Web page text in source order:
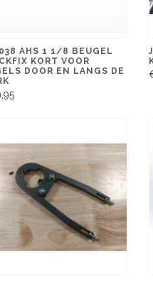
AHS 1 1/8 BEUGEL
KORT VOOR
DOOR EN LANGS DE